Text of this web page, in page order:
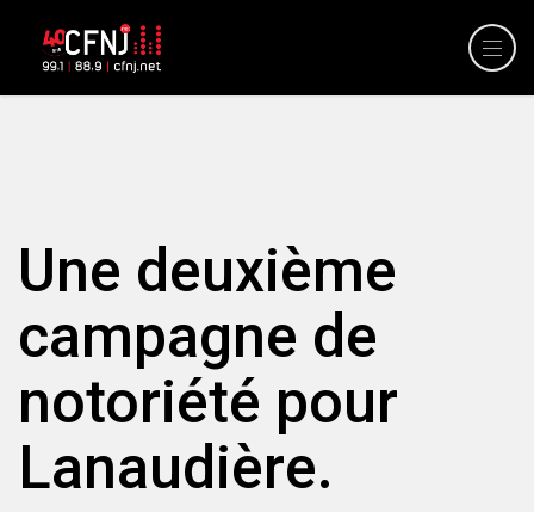
Une deuxième
campagne de
notoriété pour
Lanaudière.